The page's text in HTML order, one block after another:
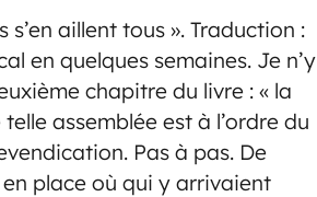
s’en aillent tous ». Traduction :
en quelques semaines. Je n’y
chapitre du livre : « la
assemblée est à l’ordre du
Pas à pas. De
place où qui y arrivaient